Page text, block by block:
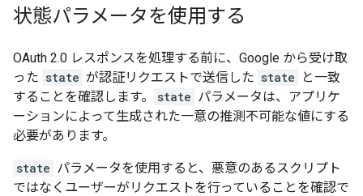
状態パラメータを使用する
OAuth 2.0 レスポンスを処理する前に、Google から受け取
った state が認証リクエストで送信した state
と一致
することを確認します。
state パラメータは、アプリケ
ーションによって生成された一意の推測不可能な値にする
必要があります。
state パラメータを使用すると、悪意のあるスクリプト
ではなくユーザーがリクエストを行っていることを確認で